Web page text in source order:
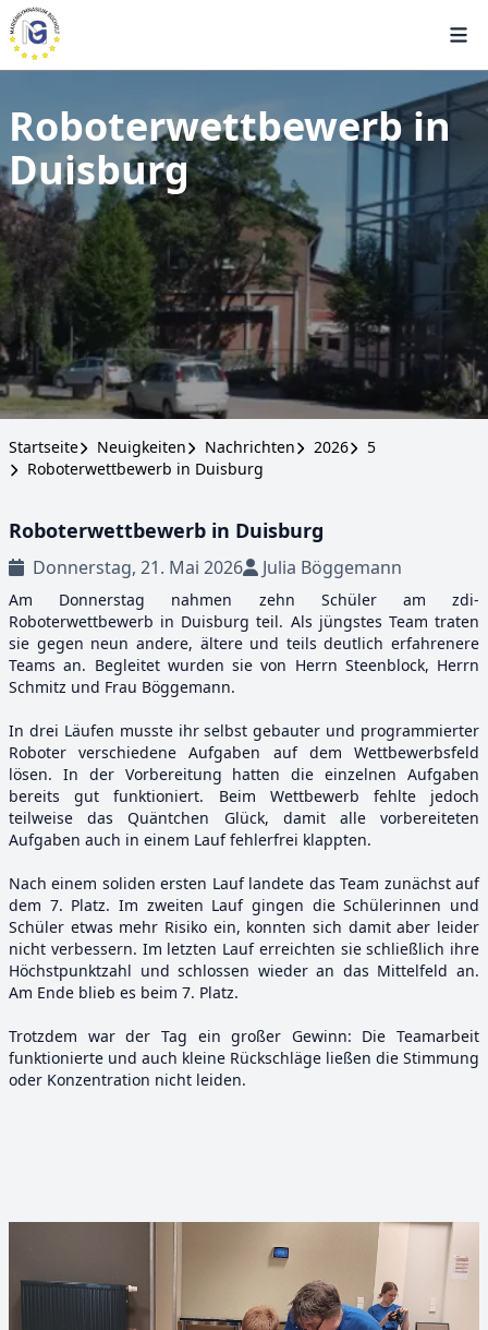
Roboterwettbewerb in
Duisburg
Startseite Neuigkeiten Nachrichten 2026
5
Roboterwettbewerb in Duisburg
Roboterwettbewerb in Duisburg
Donnerstag, 21. Mai 2026 Julia Böggemann
Am Donnerstag nahmen zehn Schüler am zdi-
Roboterwettbewerb in Duisburg teil. Als jüngstes Team traten
sie gegen neun andere, ältere und teils deutlich erfahrenere
Teams an. Begleitet wurden sie von Herrn Steenblock, Herrn
Schmitz und Frau Böggemann.
In drei Läufen musste ihr selbst gebauter und programmierter
Roboter verschiedene Aufgaben auf dem Wettbewerbsfeld
lösen. In der Vorbereitung hatten die einzelnen Aufgaben
bereits gut funktioniert. Beim Wettbewerb fehlte jedoch
teilweise das Quäntchen Glück, damit alle vorbereiteten
Aufgaben auch in einem Lauf fehlerfrei klappten.
Nach einem soliden ersten Lauf landete das Team zunächst auf
dem 7. Platz. Im zweiten Lauf gingen die Schülerinnen und
Schüler etwas mehr Risiko ein, konnten sich damit aber leider
nicht verbessern. Im letzten Lauf erreichten sie schließlich ihre
Höchstpunktzahl und schlossen wieder an das Mittelfeld an.
Am Ende blieb es beim 7. Platz.
Trotzdem war der Tag ein großer Gewinn: Die Teamarbeit
funktionierte und auch kleine Rückschläge ließen die Stimmung
oder Konzentration nicht leiden.